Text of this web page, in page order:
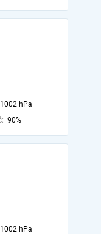
1002 hPa
90%
1002 hPa